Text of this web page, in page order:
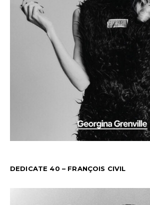
DEDICATE 40 – FRANÇOIS CIVIL